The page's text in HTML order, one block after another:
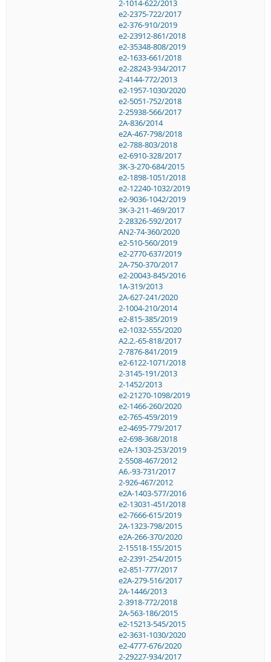
2-1014-622/2013
e2-2375-722/2017
e2-376-910/2019
e2-23912-861/2018
e2-35348-808/2019
e2-1633-661/2018
e2-28243-934/2017
2-4144-772/2013
e2-1957-1030/2020
e2-5051-752/2018
2-25938-566/2017
2A-836/2014
e2A-467-798/2018
e2-788-803/2018
e2-6910-328/2017
3K-3-270-684/2015
e2-1898-1051/2018
e2-12240-1032/2019
e2-9036-1042/2019
3K-3-211-469/2017
2-28326-592/2017
AN2-74-360/2020
e2-510-560/2019
e2-2770-637/2019
2A-750-370/2017
e2-20043-845/2016
1A-319/2013
2A-627-241/2020
2-1004-210/2014
e2-815-385/2019
e2-1032-555/2020
A2.2.-65-818/2017
2-7876-841/2019
e2-6122-1071/2018
2-3145-191/2013
2-1452/2013
e2-21270-1098/2019
e2-1466-260/2020
e2-765-459/2019
e2-4695-779/2017
e2-698-368/2018
e2A-1303-253/2019
2-5508-467/2012
A6.-93-731/2017
2-926-467/2012
e2A-1403-577/2016
e2-13031-451/2018
e2-7666-615/2019
2A-1323-798/2015
e2A-266-370/2020
2-15518-155/2015
e2-2391-254/2015
e2-851-777/2017
e2A-279-516/2017
2A-1446/2013
2-3918-772/2018
2A-563-186/2015
e2-15213-545/2015
e2-3631-1030/2020
e2-4777-676/2020
2-29227-934/2017